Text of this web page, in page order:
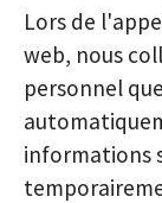
Lors de
web, nous
personnel
informations